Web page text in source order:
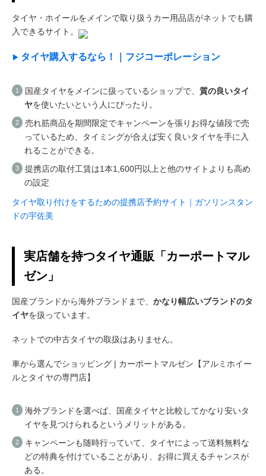
タイヤ・ホイールをメインで取り扱うカー用品店がネットでも購
入できるサイト。
タイヤ購入するなら！｜フジコーポレーション
国産タイヤをメインに扱っているショップで、 質の良いタイ
ヤを使いたいという人にぴったり。
売れ筋商品を期間限定でキャンペーンを張りお得な値段で売
っているため、タイミングが合えば安く良いタイヤを手に入
れることができる。
提携店の取付工賃は1本1,600円以上と他のサイトよりも高め
の設定
タイヤ取り付けをするための提携店予約サイト｜ガソリンスタン
ドの宇佐美
実店舗を持つタイヤ通販「カーポートマル
ゼン」
国産ブランドから海外ブランドまで、 かなり幅広いブランドのタ
イヤを扱っています。
ネットでの中古タイヤの取扱はありません。
車から選んでショッピング | カーポートマルゼン【アルミホイー
ルとタイヤの専門店】
海外ブランドを選べば、国産タイヤと比較してかなり安いタ
イヤを見つけられるというメリットがある。
キャンペーンも随時行っていて、タイヤによって送料無料な
どの特典を付けていることがあり、お得に買えるチャンスが
ある。